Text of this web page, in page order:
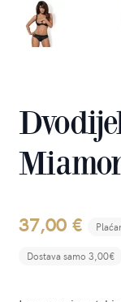
37,00 €
Dostava samo 3,00€